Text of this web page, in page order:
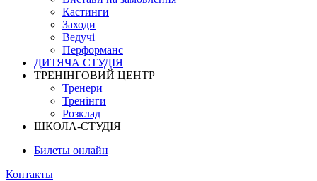
Кастинги
Заходи
Ведучі
Перформанс
ДИТЯЧА СТУДІЯ
ТРЕНІНГОВИЙ ЦЕНТР
Тренери
Тренінги
Розклад
ШКОЛА-СТУДІЯ
Билеты онлайн
Контакты